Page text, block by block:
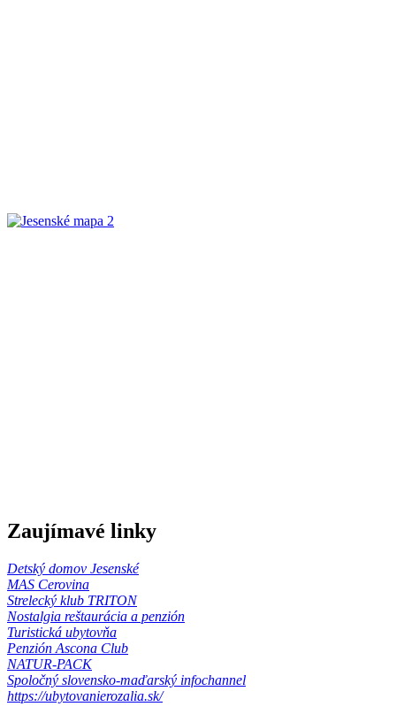
Zaujímavé linky
Detský domov Jesenské
MAS Cerovina
Strelecký klub TRITON
Nostalgia reštaurácia a penzión
Turistická ubytovňa
Penzión Ascona Club
NATUR-PACK
Spoločný slovensko-maďarský infochannel
https://ubytovanierozalia.sk/